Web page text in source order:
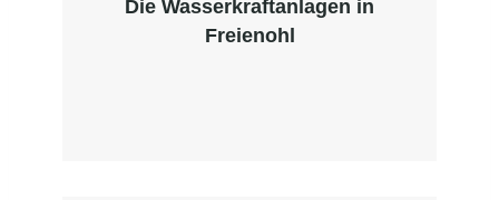
Die Wasserkraftanlagen in
Freienohl